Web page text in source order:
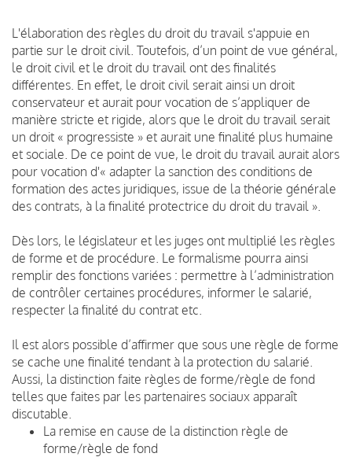
L'élaboration des règles du droit du travail s'appuie en
partie sur le droit civil. Toutefois, d’un point de vue général,
le droit civil et le droit du travail ont des finalités
différentes. En effet, le droit civil serait ainsi un droit
conservateur et aurait pour vocation de s’appliquer de
manière stricte et rigide, alors que le droit du travail serait
un droit « progressiste » et aurait une finalité plus humaine
et sociale. De ce point de vue, le droit du travail aurait alors
pour vocation d'« adapter la sanction des conditions de
formation des actes juridiques, issue de la théorie générale
des contrats, à la finalité protectrice du droit du travail ».
Dès lors, le législateur et les juges ont multiplié les règles
de forme et de procédure. Le formalisme pourra ainsi
remplir des fonctions variées : permettre à l’administration
de contrôler certaines procédures, informer le salarié,
respecter la finalité du contrat etc.
Il est alors possible d’affirmer que sous une règle de forme
se cache une finalité tendant à la protection du salarié.
Aussi, la distinction faite règles de forme/règle de fond
telles que faites par les partenaires sociaux apparaît
discutable.
La remise en cause de la distinction règle de
forme/règle de fond